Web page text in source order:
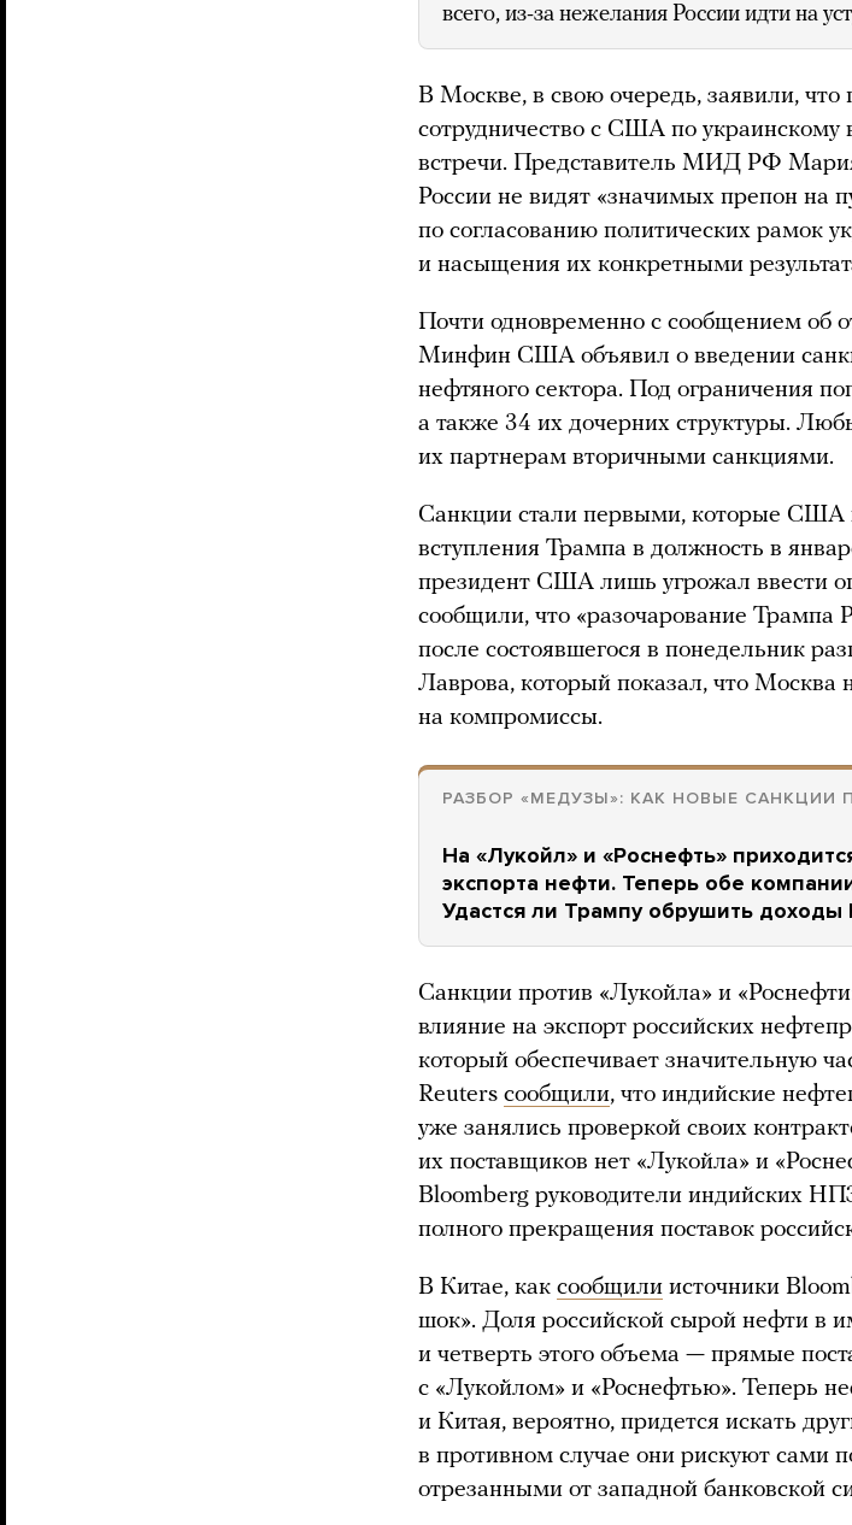
всего, из-за нежелания России идти на
В Москве, в свою очередь, заявили, что
сотрудничество с США по украинскому
встречи. Представитель МИД РФ Мария
России не видят «значимых препон на
по согласованию политических рамок
и насыщения их конкретными
Почти одновременно с сообщением об
Минфин США объявил о введении
нефтяного сектора. Под ограничения
а также 34 их дочерних структуры.
их партнерам вторичными санкциями.
Санкции стали первыми, которые США
вступления Трампа в должность в
президент США лишь угрожал ввести
сообщили, что «разочарование Трампа
после состоявшегося в понедельник
Лаврова, который показал, что Москва
на компромиссы.
РАЗБОР «МЕДУЗЫ»: КАК НОВЫЕ САНКЦИИ
На «Лукойл» и «Роснефть»
экспорта нефти. Теперь обе
Удастся ли Трампу обрушить доходы
Санкции против «Лукойла» и
влияние на экспорт российских
который обеспечивает значительную
Reuters сообщили, что индийские
уже занялись проверкой своих
их поставщиков нет «Лукойла» и
Bloomberg руководители индийских
полного прекращения поставок
В Китае, как сообщили источники
шок». Доля российской сырой нефти в
и четверть этого объема — прямые
с «Лукойлом» и «Роснефтью». Теперь
и Китая, вероятно, придется искать
в противном случае они рискуют сами
отрезанными от западной банковской